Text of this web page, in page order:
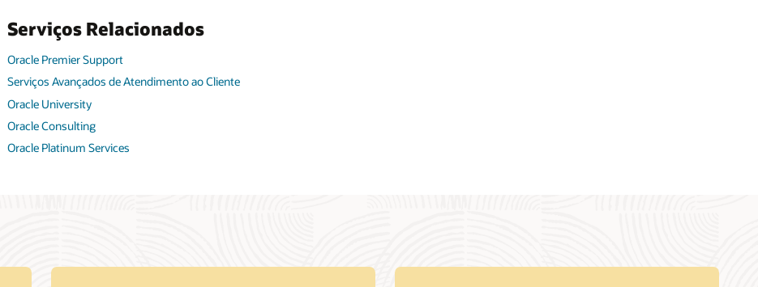
Serviços Relacionados
Oracle Premier Support
Serviços Avançados de Atendimento ao Cliente
Oracle University
Oracle Consulting
Oracle Platinum Services